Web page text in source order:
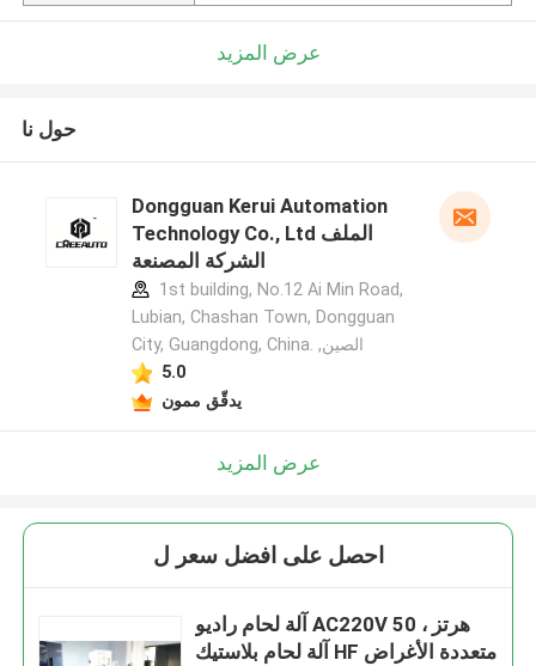
عرض المزيد
حول نا
Dongguan Kerui Automation
Technology Co., Ltd الملف
الشركة المصنعة
1st building, No.12 Ai Min Road,
Lubian, Chashan Town, Dongguan
City, Guangdong, China. ,الصين
5.0
يدقّق ممون
عرض المزيد
احصل على افضل سعر ل
آلة لحام راديو AC220V 50 هرتز ،
آلة لحام بلاستيك HF متعددة الأغراض